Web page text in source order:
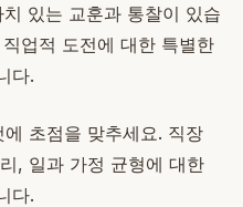
있는 교훈과 통찰이 있습
업적 도전에 대한 특별한
다.
초점을 맞추세요. 직장
, 일과 가정 균형에 대한
다.